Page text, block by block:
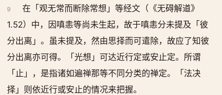
9
在「观无常而断除常想」等经文（《无碍解道》
1.52）中，因嗔恚等尚未生起，故于嗔恚分未提及「彼
分出离」。虽未提及，然由思择而可遣除，故应了知彼
分出离亦可得。「光想」可达近行定或安止定。所谓
「止」，是指诸如遍禅那等不同分类的禅定。「法决
择」则依近行或安止的情况来把握。